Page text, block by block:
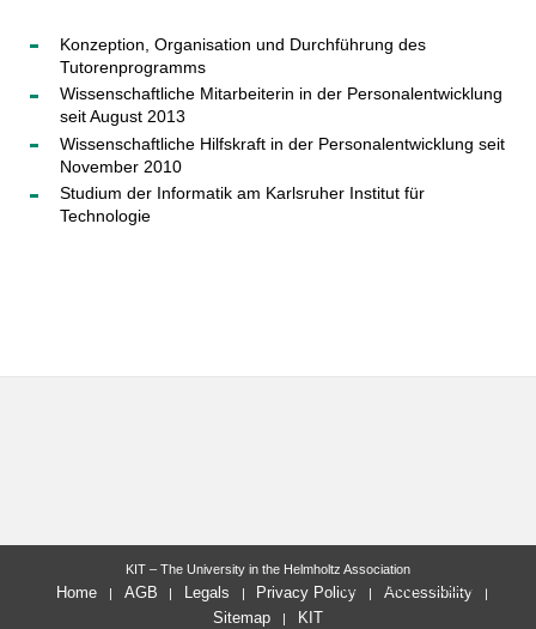
Konzeption, Organisation und Durchführung des
Tutorenprogramms
Wissenschaftliche Mitarbeiterin in der Personalentwicklung
seit August 2013
Wissenschaftliche Hilfskraft in der Personalentwicklung seit
November 2010
Studium der Informatik am Karlsruher Institut für
Technologie
last change: 2022-08-18
KIT – The University in the Helmholtz Association
Home AGB Legals Privacy Policy
Accessibility
Sitemap
KIT